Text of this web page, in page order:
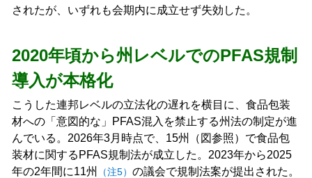
されたが、いずれも会期内に成立せず失効した。
2020年頃から州レベルでのPFAS規制
導入が本格化
こうした連邦レベルの立法化の遅れを横目に、食品包装
材への「意図的な」PFAS混入を禁止する州法の制定が進
んでいる。2026年3月時点で、15州（図参照）で食品包
装材に関するPFAS規制法が成立した。2023年から2025
年の2年間に11州
（注5） の議会で規制法案が提出された。